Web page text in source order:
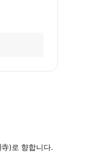
)로 향합니다.